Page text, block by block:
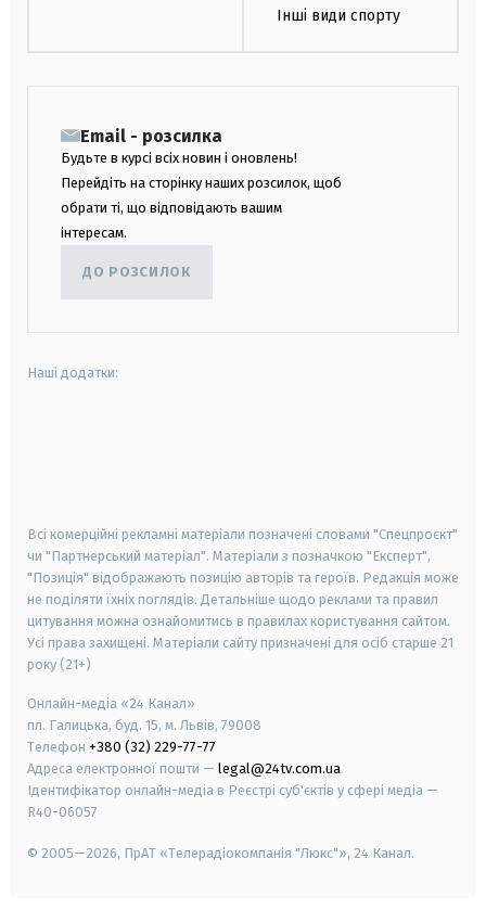
Інші види спорту
Email - розсилка
Будьте в курсі всіх новин і оновлень!
Перейдіть на сторінку наших розсилок, щоб
обрати ті, що відповідають вашим
інтересам.
ДО РОЗСИЛОК
Наші додатки:
Всі комерційні рекламні матеріали позначені словами "Спецпроєкт"
чи "Партнерський матеріал". Матеріали з позначкою "Експерт",
"Позиція" відображають позицію авторів та героїв. Редакція може
не поділяти їхніх поглядів. Детальніше щодо реклами та правил
цитування можна ознайомитись в правилах користування сайтом.
Усі права захищені. Матеріали сайту призначені для осіб старше 21
року (21+)
Онлайн-медіа «24 Канал»
пл. Галицька, буд. 15, м. Львів, 79008
Телефон +380 (32) 229-77-77
Адреса електронної пошти — legal@24tv.com.ua
Ідентифікатор онлайн-медіа в Реєстрі суб'єктів у сфері медіа —
R40-06057
© 2005—2026, ПрАТ «Телерадіокомпанія "Люкс"», 24 Канал.